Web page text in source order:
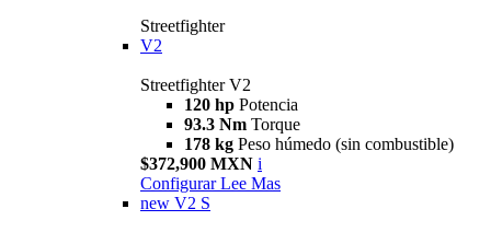
Streetfighter
V2
Streetfighter V2
120 hp Potencia
93.3 Nm Torque
178 kg Peso húmedo (sin combustible)
$372,900 MXN i
Configurar Lee Mas
new V2 S